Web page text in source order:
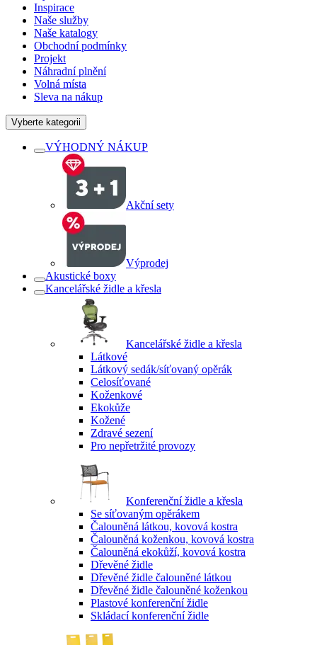
Inspirace
Naše služby
Naše katalogy
Obchodní podmínky
Projekt
Náhradní plnění
Volná místa
Sleva na nákup
Vyberte kategorii
VÝHODNÝ NÁKUP
Akční sety
Výprodej
Akustické boxy
Kancelářské židle a křesla
Kancelářské židle a křesla
Látkové
Látkový sedák/síťovaný opěrák
Celosíťované
Koženkové
Ekokůže
Kožené
Zdravé sezení
Pro nepřetržité provozy
Konferenční židle a křesla
Se síťovaným opěrákem
Čalouněná látkou, kovová kostra
Čalouněná koženkou, kovová kostra
Čalouněná ekokůží, kovová kostra
Dřevěné židle
Dřevěné židle čalouněné látkou
Dřevěné židle čalouněné koženkou
Plastové konferenční židle
Skládací konferenční židle